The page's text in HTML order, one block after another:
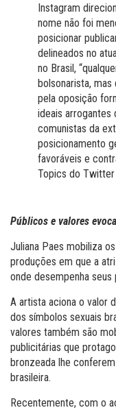
Instagram
nome não foi
posicionar
delineados no
no Brasil,
bolsonarista,
pela oposição
ideais arrogantes
comunistas da
posicionamento
favoráveis e
Topics do
Públicos e valores
Juliana Paes mobiliza
produções em que a
onde desempenha
A artista aciona o valor
dos símbolos sexuais
valores também são
publicitárias que
bronzeada lhe
brasileira.
Recentemente, com o